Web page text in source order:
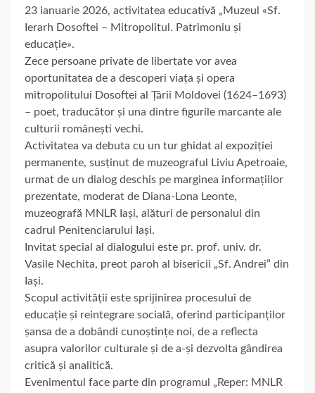
23 ianuarie 2026, activitatea educativă „Muzeul «Sf.
Ierarh Dosoftei – Mitropolitul. Patrimoniu și
educație».
Zece persoane private de libertate vor avea
oportunitatea de a descoperi viața și opera
mitropolitului Dosoftei al Țării Moldovei (1624–1693)
– poet, traducător și una dintre figurile marcante ale
culturii românești vechi.
Activitatea va debuta cu un tur ghidat al expoziției
permanente, susținut de muzeograful Liviu Apetroaie,
urmat de un dialog deschis pe marginea informațiilor
prezentate, moderat de Diana-Lona Leonte,
muzeografă MNLR Iași, alături de personalul din
cadrul Penitenciarului Iași.
Invitat special al dialogului este pr. prof. univ. dr.
Vasile Nechita, preot paroh al bisericii „Sf. Andrei” din
Iași.
Scopul activității este sprijinirea procesului de
educație și reintegrare socială, oferind participanților
șansa de a dobândi cunoștințe noi, de a reflecta
asupra valorilor culturale și de a-și dezvolta gândirea
critică și analitică.
Evenimentul face parte din programul „Reper: MNLR